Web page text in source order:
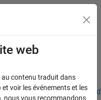
Adresses de nos bureaux
web
au contenu traduit dans
voir les événements et les
nous vous recommandons